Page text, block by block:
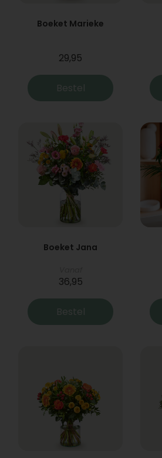
Boeket Marieke
29,95
Bestel
Boeket Jana
36,95
Bestel